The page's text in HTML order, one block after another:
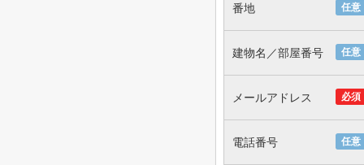
任意
番地
任意
建物名／部屋番号
必須
メールアドレス
任意
電話番号